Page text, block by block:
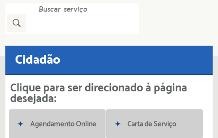
Cidadão
Clique para ser direcionado à página
desejada:
Agendamento Online Carta de Serviço